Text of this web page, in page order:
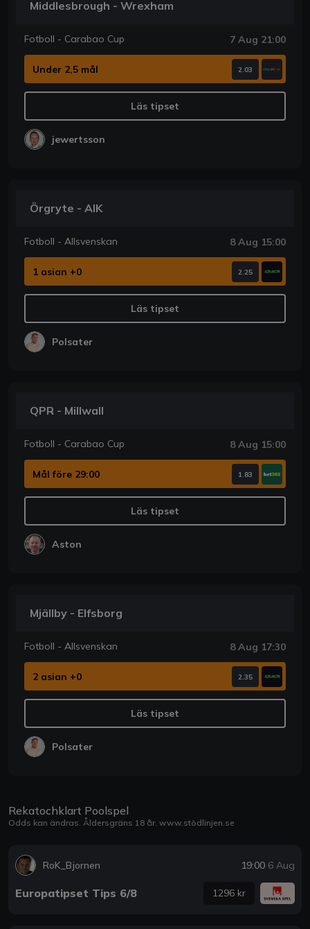
Middlesbrough - Wrexham
Fotboll - Carabao Cup 7 Aug 21:00
Under 2,5 mål 2.03
Läs tipset
jewertsson
Örgryte - AIK
Fotboll - Allsvenskan 8 Aug 15:00
1 asian +0 2.25
Läs tipset
Polsater
QPR - Millwall
Fotboll - Carabao Cup 8 Aug 15:00
Mål före 29:00 1.83
Läs tipset
Aston
Mjällby - Elfsborg
Fotboll - Allsvenskan 8 Aug 17:30
2 asian +0 2.35
Läs tipset
Polsater
Rekatochklart Poolspel
Odds kan ändras. Åldersgräns 18 år. www.stödlinjen.se
RoK_Bjornen 19:00 6 Aug
Europatipset Tips 6/8 1296 kr